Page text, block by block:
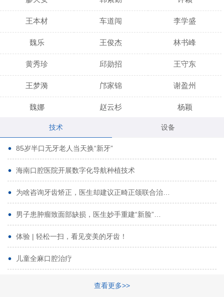
王本材 车道闯 李学盛
魏乐 王俊杰 林书峰
黄秀珍 邱勋招 王守东
王梦漪 邝家锦 谢盈州
魏娜 赵云杉 杨颖
黄启龙
代艳虹 林芳诚
曹香林 姜炳华
姚宗将 梁春晓
林夏羽 颜晶
路娜 商晔
周碧玲
技术 设备
85岁半口无牙老人当天换“新牙”
海南口腔医院开展数字化导航种植技术
为啥咨询牙齿矫正，医生却建议正畸正颌联合治…
男子患肿瘤致面部缺损，医生妙手重建“新脸”…
体验 | 轻松一扫，看见变美的牙齿！
儿童全麻口腔治疗
查看更多>>